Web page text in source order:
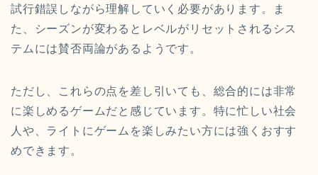
試行錯誤しながら理解していく必要があります。ま
た、シーズンが変わるとレベルがリセットされるシス
テムには賛否両論があるようです。
ただし、これらの点を差し引いても、総合的には非常
に楽しめるゲームだと感じています。特に忙しい社会
人や、ライトにゲームを楽しみたい方には強くおすす
めできます。